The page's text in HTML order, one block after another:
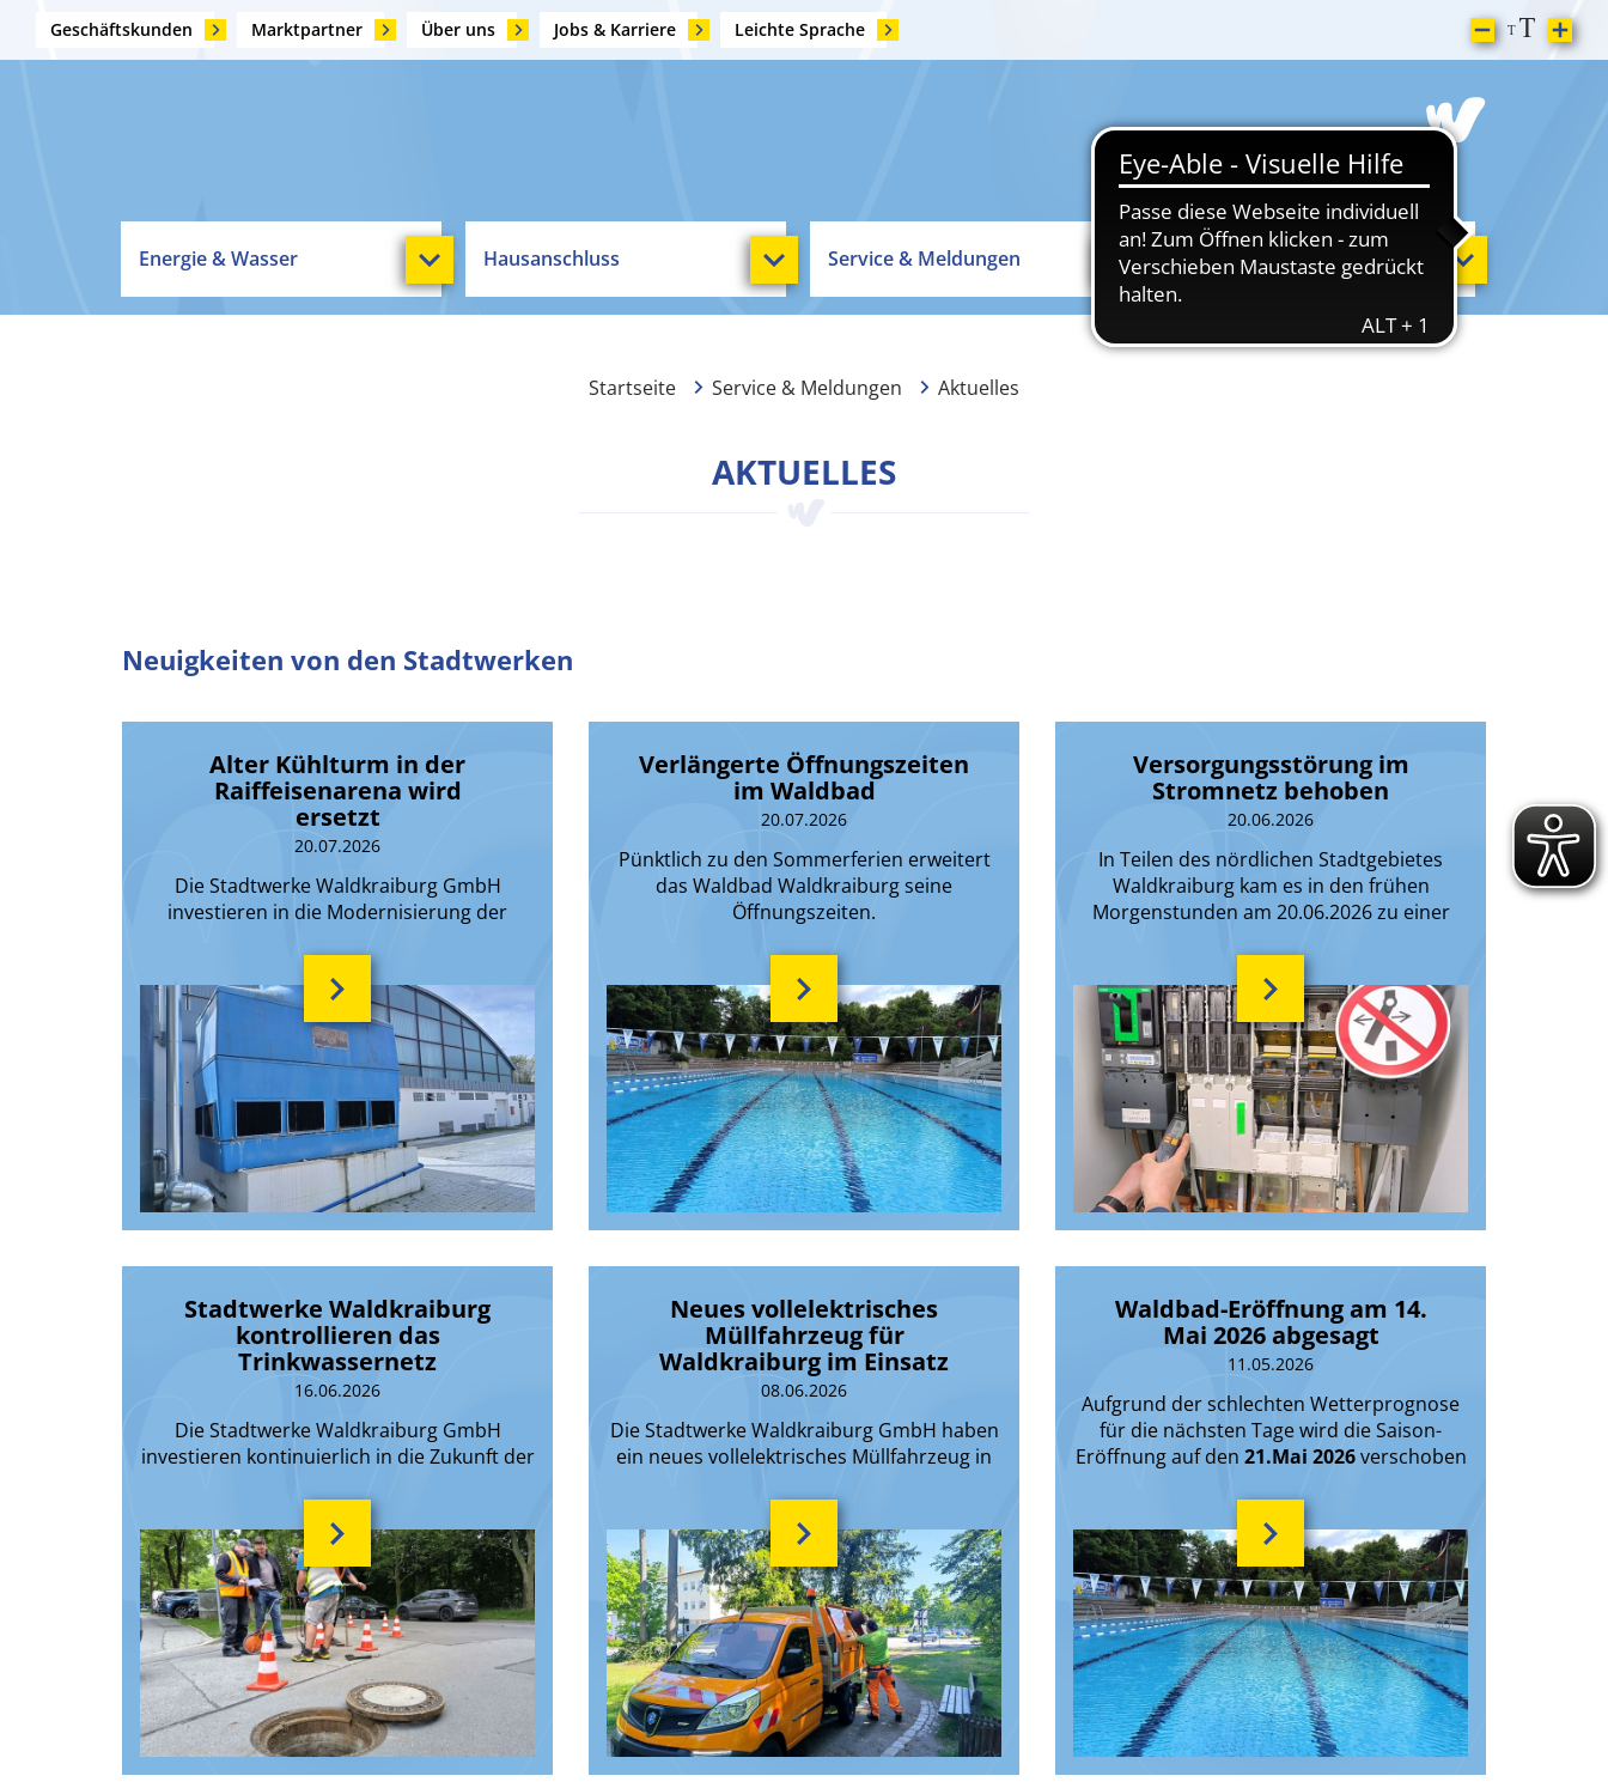
Geschäftskunden Marktpartner Über uns Jobs & Karriere Leichte Sprache
Energie & Wasser Hausanschluss Service & Meldungen Sport & Freizeit
Startseite Service & Meldungen Aktuelles
AKTUELLES
Neuigkeiten von den Stadtwerken
Alter Kühlturm in der
Raiffeisenarena wird
ersetzt
20.07.2026
Die Stadtwerke Waldkraiburg GmbH
investieren in die Modernisierung der
Waldkraiburg.
Verlängerte Öffnungszeiten
im Waldbad
20.07.2026
Pünktlich zu den Sommerferien erweitert
das Waldbad Waldkraiburg seine
Öffnungszeiten.
Versorgungsstörung im
Stromnetz behoben
20.06.2026
In Teilen des nördlichen Stadtgebietes
Waldkraiburg kam es in den frühen
Morgenstunden am 20.06.2026 zu einer
Stromversorgung.
Stadtwerke Waldkraiburg
kontrollieren das
Trinkwassernetz
16.06.2026
Die Stadtwerke Waldkraiburg GmbH
investieren kontinuierlich in die Zukunft der
Neues vollelektrisches
Müllfahrzeug für
Waldkraiburg im Einsatz
08.06.2026
Die Stadtwerke Waldkraiburg GmbH haben
ein neues vollelektrisches Müllfahrzeug in
Waldbad-Eröffnung am 14.
Mai 2026 abgesagt
11.05.2026
Aufgrund der schlechten Wetterprognose
für die nächsten Tage wird die Saison-
Eröffnung auf den 21.Mai 2026verschoben